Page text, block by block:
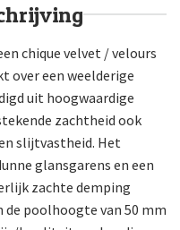
chique velvet / velours
over een weelderige
uit hoogwaardige
zachtheid ook
slijtvastheid. Het
glansgarens en een
zachte demping
de poolhoogte van 50 mm